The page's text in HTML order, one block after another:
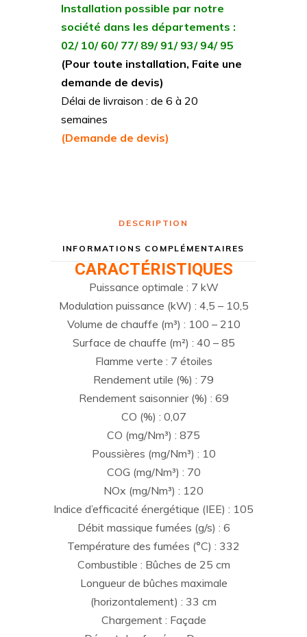
Installation possible par notre
société dans les départements :
02/ 10/ 60/ 77/ 89/ 91/ 93/ 94/ 95
(Pour toute installation, Faite une
demande de devis)
Délai de livraison : de 6 à 20
semaines
(Demande de devis)
DESCRIPTION
INFORMATIONS COMPLÉMENTAIRES
CARACTÉRISTIQUES
Puissance optimale : 7 kW
Modulation puissance (kW) : 4,5 – 10,5
Volume de chauffe (m³) : 100 – 210
Surface de chauffe (m²) : 40 – 85
Flamme verte : 7 étoiles
Rendement utile (%) : 79
Rendement saisonnier (%) : 69
CO (%) : 0,07
CO (mg/Nm³) : 875
Poussières (mg/Nm³) : 10
COG (mg/Nm³) : 70
NOx (mg/Nm³) : 120
Indice d’efficacité énergétique (IEE) : 105
Débit massique fumées (g/s) : 6
Température des fumées (°C) : 332
Combustible : Bûches de 25 cm
Longueur de bûches maximale
(horizontalement) : 33 cm
Chargement : Façade